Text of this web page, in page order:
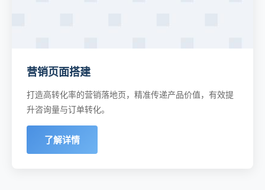
营销页面搭建
打造高转化率的营销落地页，精准传递产品价值，有效提
升咨询量与订单转化。
了解详情